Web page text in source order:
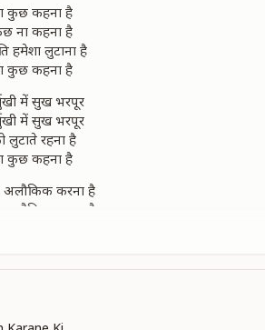
कुछ कहना है
ना कहना है
हमेशा लुटाना है
कुछ कहना है
में सुख भरपूर
में सुख भरपूर
लुटाते रहना है
कुछ कहना है
अलौकिक करना है
अलौकिक करना है
भरना है
कुछ कहना है
हमेशा लुटाना है
कहना है